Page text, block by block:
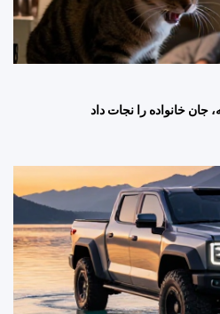
خانواده را نجات داد